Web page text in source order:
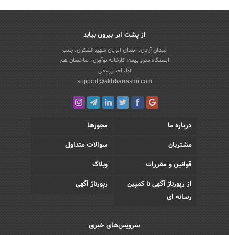
از پشت ابر بیرون بیاید
میدان آزادی، ابتدای اتوبان شهید لشکری، جنب
ایستگاه مترو بیمه، کارخانه نوآوری، ساختمان هم
آوا، اخباررسمی
support@akhbarrasmi.com
درباره ما
مجوزها
مشتریان
سوالات متداول
قوانین و مقررات
وبلاگ
از رپورتاژ آگهی تا کمپین
رسانه ای
رپورتاژ آگهی
سرویس‌های خبری